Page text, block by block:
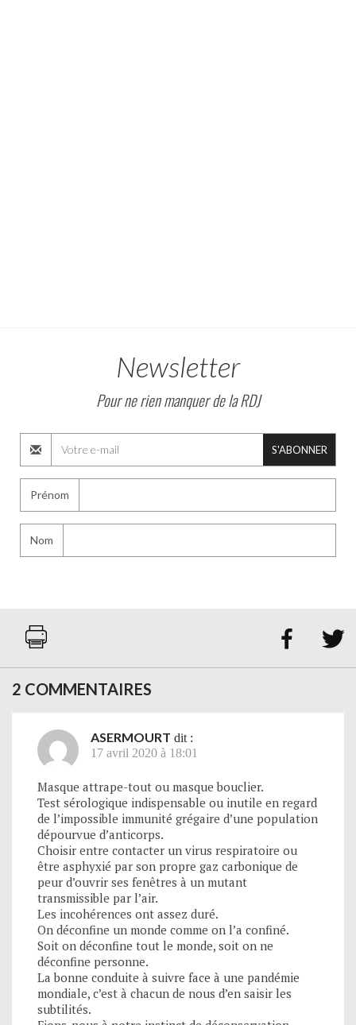
Newsletter
Pour ne rien manquer de la RDJ
S'ABONNER
Prénom
Nom
 
2 COMMENTAIRES
ASERMOURT dit :
17 avril 2020 à 18:01
Masque attrape-tout ou masque bouclier.
Test sérologique indispensable ou inutile en regard
de l’impossible immunité grégaire d’une population
dépourvue d’anticorps.
Choisir entre contacter un virus respiratoire ou
être asphyxié par son propre gaz carbonique de
peur d’ouvrir ses fenêtres à un mutant
transmissible par l’air.
Les incohérences ont assez duré.
On déconfine un monde comme on l’a confiné.
Soit on déconfine tout le monde, soit on ne
déconfine personne.
La bonne conduite à suivre face à une pandémie
mondiale, c’est à chacun de nous d’en saisir les
subtilités.